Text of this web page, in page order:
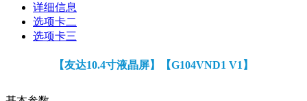
详细信息
选项卡二
选项卡三
【友达10.4寸液晶屏】 【G104VND1 V1】